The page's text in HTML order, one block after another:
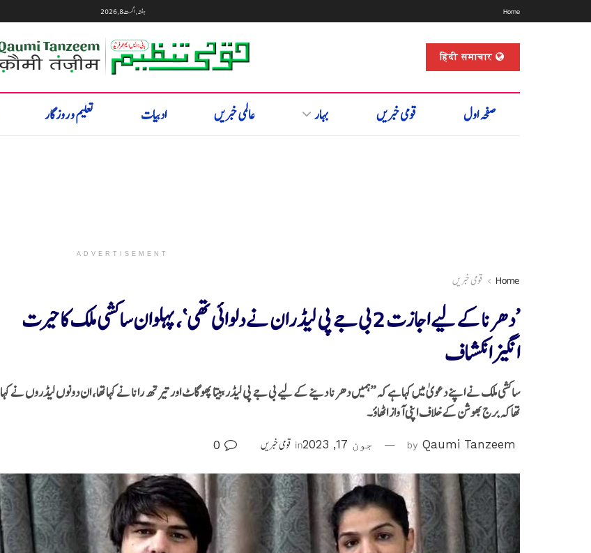
Home ہفتہ, اگست 8, 2026
हिंदी समाचार
صفحہ اول قومی خبریں بہار عالمی خبریں ادبیات تعلیم و روزگار
ADVERTISEMENT
Home قومی خبریں
’دھرنا کے لیے اجازت 2 بی جے پی لیڈران نے دلوائی تھی‘، پہلوان ساکشی ملک کا حیرت
انگیز انکشاف
ساکشی ملک نے اپنے دعویٰ میں کہا ہے کہ ’’ہمیں دھرنا دینے کے لیے بی جے پی لیڈر ببیتا پھوگاٹ اور تیرتھ رانا نے کہا تھا، ان دونوں لیڈروں نے کہا
تھا کہ برج بھوشن کے خلاف اپنی آواز اٹھاؤ۔
by Qaumi Tanzeem جون 17, 2023 in قومی خبریں